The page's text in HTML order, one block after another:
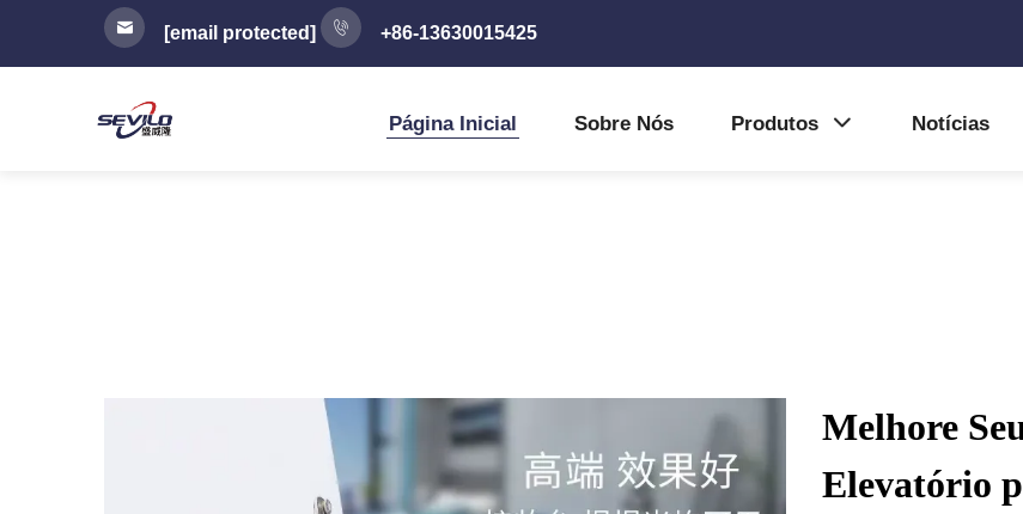
[email protected] +86-13630015425
Página Inicial Sobre Nós Produtos Notícias
Melhore
Elevatório